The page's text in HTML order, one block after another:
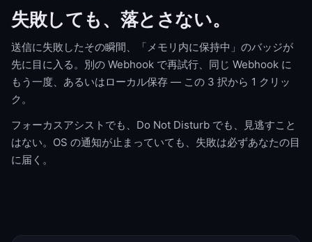
失敗しても、落とさない。
送信に失敗したその瞬間、「メモリ内に保持中」のバッジが
先に目に入る。別の Webhook で再試行、同じ Webhook に
もう一度、あるいはローカル保存 — この 3 択から 1 クリッ
ク。
フォーカスアシストでも、Do Not Disturb でも、見逃すこと
はない。OS の通知が止まっていても、失敗は必ずあなたの目
に届く。